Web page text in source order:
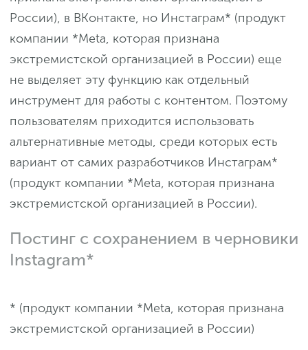
России), в ВКонтакте, но Инстаграм* (продукт
компании *Meta, которая признана
экстремистской организацией в России) еще
не выделяет эту функцию как отдельный
инструмент для работы с контентом. Поэтому
пользователям приходится использовать
альтернативные методы, среди которых есть
вариант от самих разработчиков Инстаграм*
(продукт компании *Meta, которая признана
экстремистской организацией в России).
Постинг с сохранением в черновики
Instagram*
* (продукт компании *Meta, которая признана
экстремистской организацией в России)